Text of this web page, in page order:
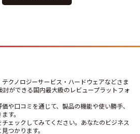
クノロジーサービス・ハードウェアなどさま
討ができる国内最大級のレビュープラットフォ
や口コミを通じて、製品の機能や使い勝手、
す。
ェックしてみてください。あなたのビジネス
つかります。